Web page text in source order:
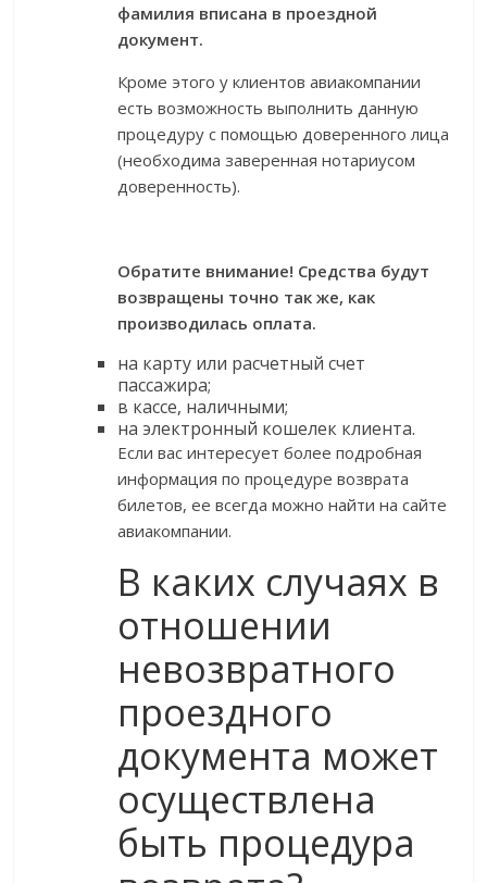
фамилия вписана в проездной
документ.
Кроме этого у клиентов авиакомпании
есть возможность выполнить данную
процедуру с помощью доверенного лица
(необходима заверенная нотариусом
доверенность).
Обратите внимание! Средства будут
возвращены точно так же, как
производилась оплата.
на карту или расчетный счет
пассажира;
в кассе, наличными;
на электронный кошелек клиента.
Если вас интересует более подробная
информация по процедуре возврата
билетов, ее всегда можно найти на сайте
авиакомпании.
В каких случаях в
отношении
невозвратного
проездного
документа может
осуществлена
быть процедура